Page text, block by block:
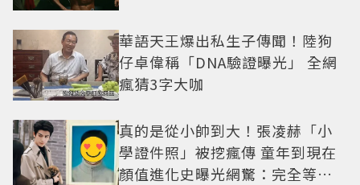
華語天王爆出私生子傳聞！陸狗
仔卓偉稱「DNA驗證曝光」 全網
瘋猜3字大咖
真的是從小帥到大！張凌赫「小
學證件照」被挖瘋傳 童年到現在
顏值進化史曝光網驚：完全等比